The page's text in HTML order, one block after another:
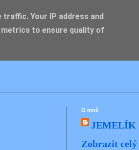
O mně
JEMELÍK
Zobrazit
Your IP address and
to ensure quality of